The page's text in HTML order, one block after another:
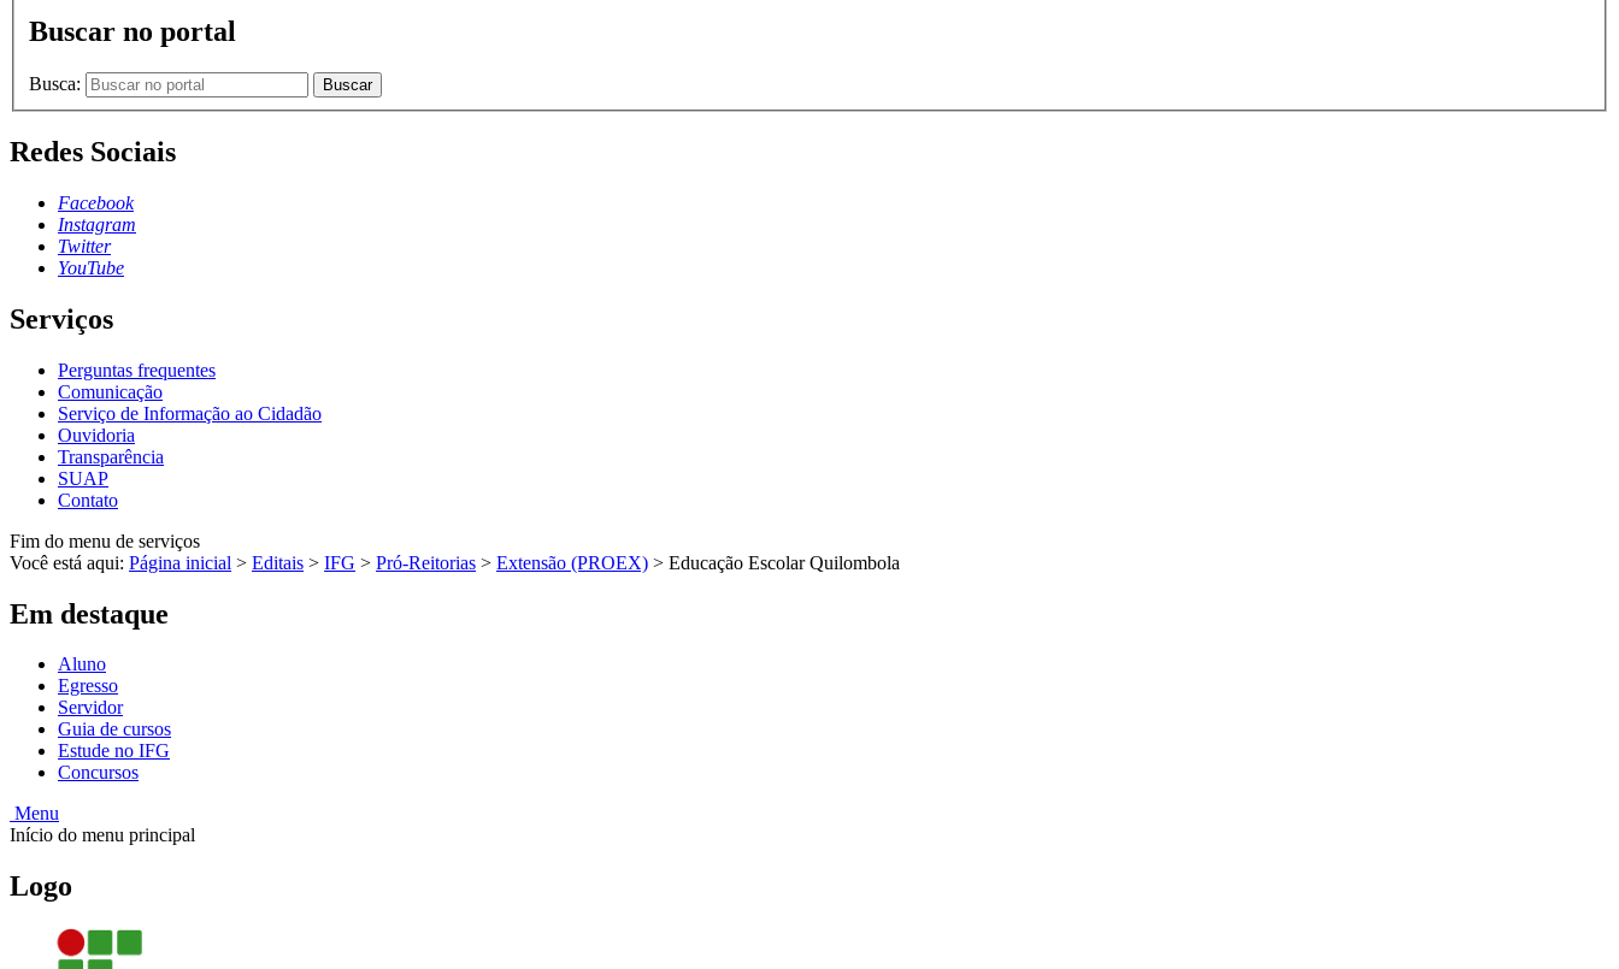
Buscar no portal
Busca: Buscar
Redes Sociais
Facebook
Instagram
Twitter
YouTube
Serviços
Perguntas frequentes
Comunicação
Serviço de Informação ao Cidadão
Ouvidoria
Transparência
SUAP
Contato
Fim do menu de serviços
Você está aqui: Página inicial > Editais > IFG > Pró-Reitorias > Extensão (PROEX) > Educação Escolar Quilombola
Em destaque
Aluno
Egresso
Servidor
Guia de cursos
Estude no IFG
Concursos
Menu
Início do menu principal
Logo